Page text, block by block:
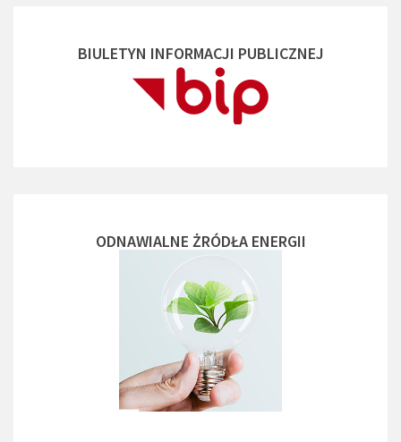
BIULETYN INFORMACJI PUBLICZNEJ
ODNAWIALNE ŻRÓDŁA ENERGII